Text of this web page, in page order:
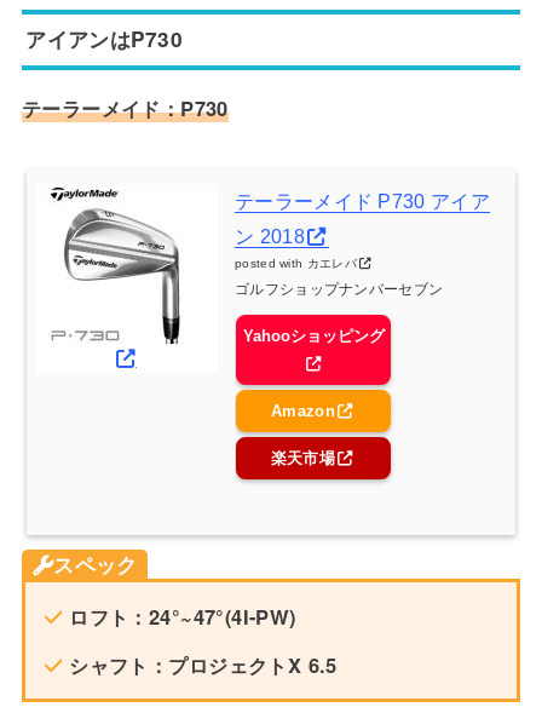
アイアンはP730
テーラーメイド：P730
テーラーメイド P730 アイア
ン 2018
posted with カエレバ
ゴルフショップナンバーセブン
Yahooショッピング
Amazon
楽天市場
スペック
ロフト：24°~47°(4I-PW)
シャフト：プロジェクトX 6.5